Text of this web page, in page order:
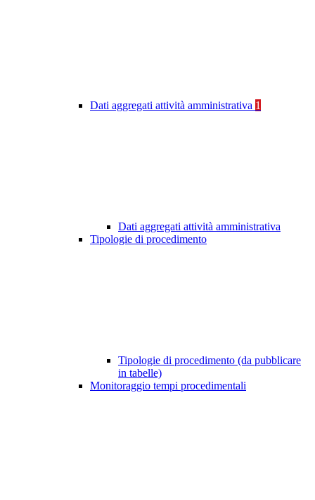
Dati aggregati attività amministrativa 1
Dati aggregati attività amministrativa
Tipologie di procedimento
Tipologie di procedimento (da pubblicare
in tabelle)
Monitoraggio tempi procedimentali